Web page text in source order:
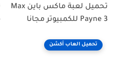
تحميل لعبة ماكس باين Max
Payne 3 للكمبيوتر مجانا
تحميل العاب أكشن